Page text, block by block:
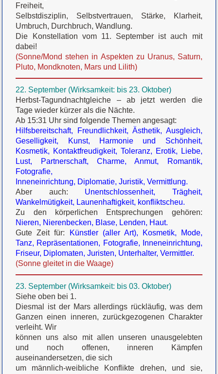
Freiheit,
Selbstdisziplin, Selbstvertrauen, Stärke, Klarheit,
Umbruch, Durchbruch, Wandlung.
Die Konstellation vom 11. September ist auch mit
dabei!
(Sonne/Mond stehen in Aspekten zu Uranus, Saturn,
Pluto, Mondknoten, Mars und Lilith)
22. September (Wirksamkeit: bis 23. Oktober)
Herbst-Tagundnachtgleiche – ab jetzt werden die
Tage wieder kürzer als die Nächte.
Ab 15:31 Uhr sind folgende Themen angesagt:
Hilfsbereitschaft, Freundlichkeit, Ästhetik, Ausgleich,
Geselligkeit, Kunst, Harmonie und Schönheit,
Kosmetik, Kontaktfreudigkeit, Toleranz, Erotik, Liebe,
Lust, Partnerschaft, Charme, Anmut, Romantik,
Fotografie,
Inneneinrichtung, Diplomatie, Juristik, Vermittlung.
Aber auch: Unentschlossenheit, Trägheit,
Wankelmütigkeit, Launenhaftigkeit, konfliktscheu.
Zu den körperlichen Entsprechungen gehören:
Nieren, Nierenbecken, Blase, Lenden, Haut.
Gute Zeit für:
Künstler (aller Art), Kosmetik, Mode,
Tanz, Repräsentationen, Fotografie, Inneneinrichtung,
Friseur, Diplomaten, Juristen, Unterhalter, Vermittler.
(Sonne gleitet in die Waage)
23. September (Wirksamkeit: bis 03. Oktober)
Siehe oben bei 1.
Diesmal ist der Mars allerdings rückläufig, was dem
Ganzen einen inneren, zurückgezogenen Charakter
verleiht. Wir
können uns also mit allen unseren unausgelebten
und noch offenen, inneren Kämpfen
auseinandersetzen, die sich
um männlich-weibliche Konflikte drehen, und sie,